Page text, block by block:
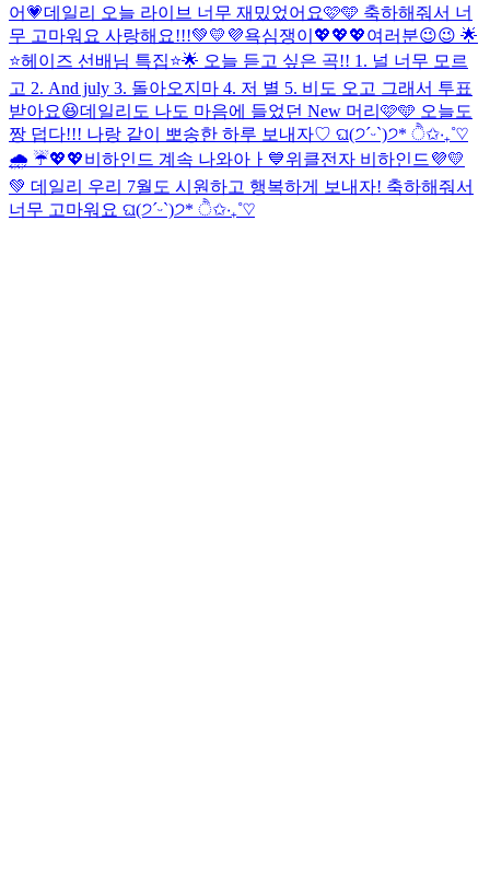
어💗데일리 오늘 라이브 너무 재밌었어요🩷🩵 축하해줘서 너
무 고마워요 사랑해요!!!💚💛💜욕심쟁이💖💖💖여러분😉😉 🌟
⭐️헤이즈 선배님 특집⭐️🌟 오늘 듣고 싶은 곡!! 1. 널 너무 모르
고 2. And july 3. 돌아오지마 4. 저 별 5. 비도 오고 그래서 투표
받아요😆데일리도 나도 마음에 들었던 New 머리🩷🩵 오늘도
짱 덥다!!! 나랑 같이 뽀송한 하루 보내자♡ ଘ(੭ˊᵕˋ)੭* ੈ✩‧₊˚♡
🌧️ ☔️💖💖비하인드 계속 나와아ㅏ💙위클전자 비하인드💜💛
💚 데일리 우리 7월도 시원하고 행복하게 보내자! 축하해줘서
너무 고마워요 ଘ(੭ˊᵕˋ)੭* ੈ✩‧₊˚♡